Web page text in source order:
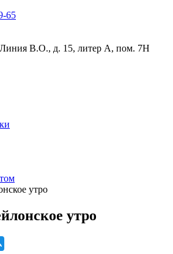
65
Линия В.О., д. 15, литер А, пом. 7Н
утро
утро